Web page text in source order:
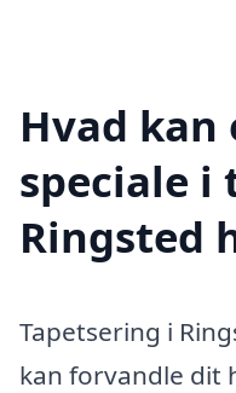
Hvad
speciale i
Ringsted
Tapetsering i
kan forvandle dit